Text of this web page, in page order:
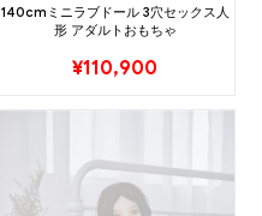
140cmミニラブドール 3穴セックス人
形 アダルトおもちゃ
¥110,900